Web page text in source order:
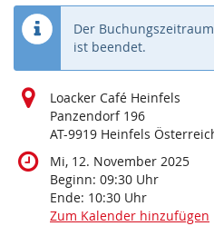
Der
ist beendet.
Loacker Café Heinfels
Panzendorf 196
AT-9919 Heinfels
Mi, 12. November 2025
Beginn: 09:30 Uhr
Ende: 10:30 Uhr
Zum Kalender hinzufügen